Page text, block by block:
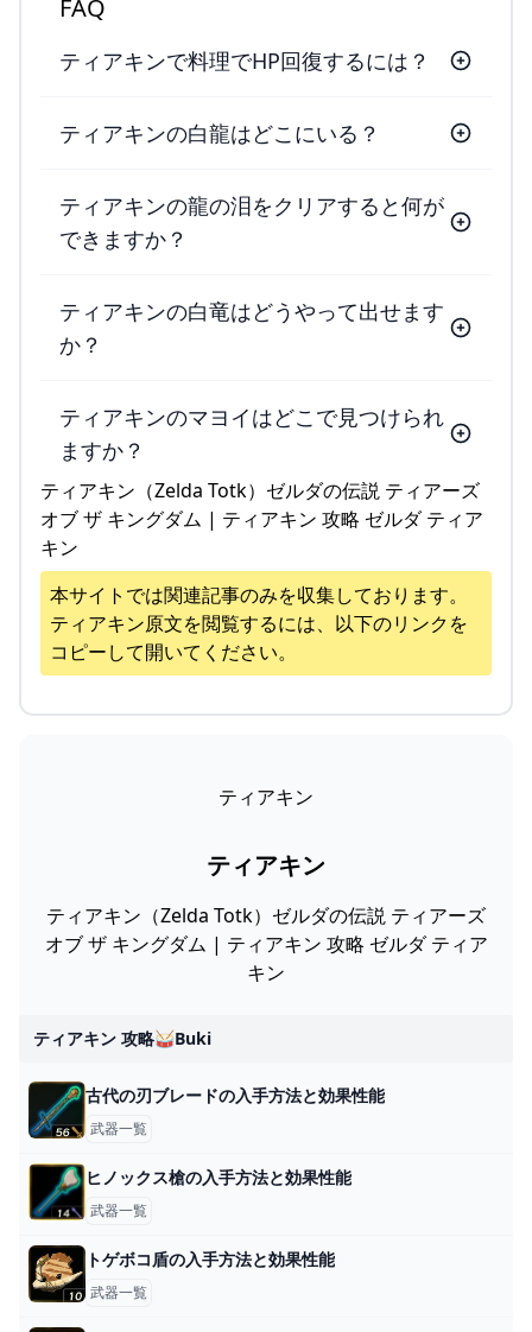
FAQ
ティアキンで料理でHP回復するには？
ティアキンの白龍はどこにいる？
ティアキンの龍の泪をクリアすると何が
できますか？
ティアキンの白竜はどうやって出せます
か？
ティアキンのマヨイはどこで見つけられ
ますか？
ティアキン（Zelda Totk）ゼルダの伝説 ティアーズ
オブ ザ キングダム | ティアキン 攻略 ゼルダ ティア
キン
本サイトでは関連記事のみを収集しております。
ティアキン原文を閲覧するには、以下のリンクを
コピーして開いてください。
ティアキン
ティアキン
ティアキン（Zelda Totk）ゼルダの伝説 ティアーズ
オブ ザ キングダム | ティアキン 攻略 ゼルダ ティア
キン
ティアキン 攻略🥁buki
古代の刃ブレードの入手方法と効果性能
武器一覧
ヒノックス槍の入手方法と効果性能
武器一覧
トゲボコ盾の入手方法と効果性能
武器一覧